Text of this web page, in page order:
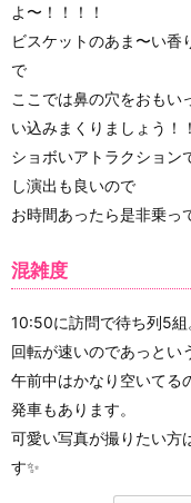
よ〜！！！！
ビスケットのあま〜い香
で
ここでは鼻の穴をおもい
い込みまくりましょう！
ショボいアトラクション
し演出も良いので
お時間あったら是非乗
混雑度
10:50に訪問で待ち列5組
回転が速いのであっとい
午前中はかなり空いてる
発車もあります。
可愛い写真が撮りたい方
す✨